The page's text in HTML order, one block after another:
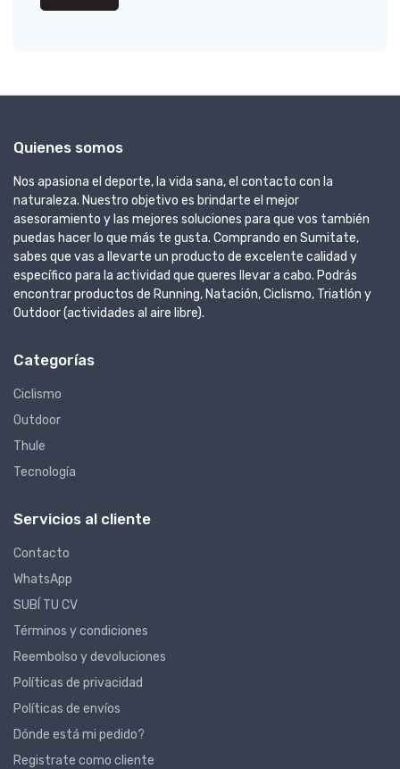
Quienes somos
Nos apasiona el deporte, la vida sana, el contacto con la
naturaleza. Nuestro objetivo es brindarte el mejor
asesoramiento y las mejores soluciones para que vos también
puedas hacer lo que más te gusta. Comprando en Sumitate,
sabes que vas a llevarte un producto de excelente calidad y
específico para la actividad que queres llevar a cabo. Podrás
encontrar productos de Running, Natación, Ciclismo, Triatlón y
Outdoor (actividades al aire libre).
Categorías
Ciclismo
Outdoor
Thule
Tecnología
Servicios al cliente
Contacto
WhatsApp
SUBÍ TU CV
Términos y condiciones
Reembolso y devoluciones
Políticas de privacidad
Políticas de envíos
Dónde está mi pedido?
Registrate como cliente